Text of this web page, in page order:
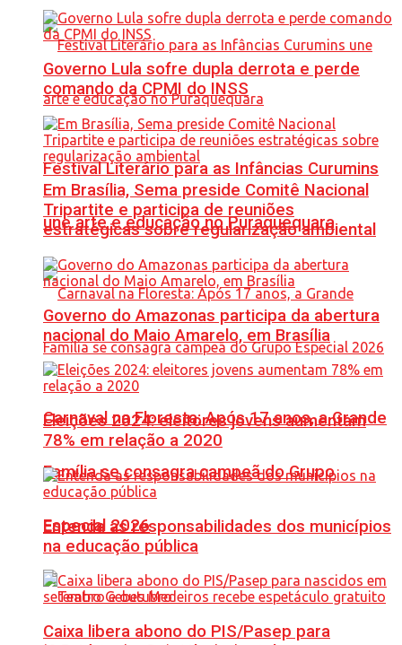
Festival Literário para as Infâncias Curumins
une arte e educação no Puraquequara
Carnaval na Floresta: Após 17 anos, a Grande
Família se consagra campeã do Grupo
Especial 2026
Governo Lula sofre dupla derrota e perde
comando da CPMI do INSS
Em Brasília, Sema preside Comitê Nacional
Tripartite e participa de reuniões
estratégicas sobre regularização ambiental
Governo do Amazonas participa da abertura
nacional do Maio Amarelo, em Brasília
Eleições 2024: eleitores jovens aumentam
78% em relação a 2020
Entenda as responsabilidades dos municípios
na educação pública
Caixa libera abono do PIS/Pasep para